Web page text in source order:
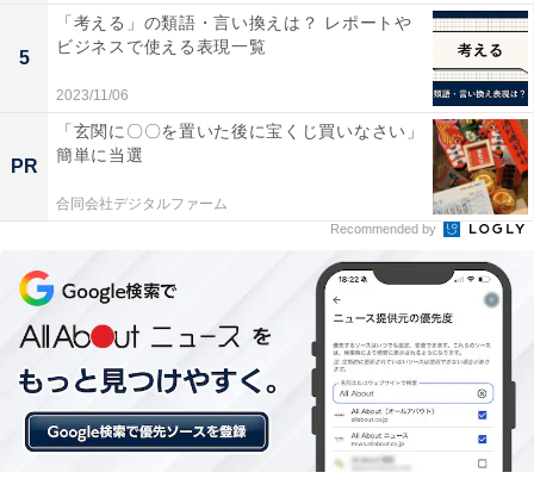
まずは10万円になる「種」を見つけることから始めまし
紙やノートを用意して、自分が「今まで一番お金と時間
を使ってきたこと」を書き出してみてください。仕事で
もプライベートでもなんでも構いません。
お金や時間を費やしたことは、必ずあなたにとって「好
き」なことです。英語、ダンス、読書、絵画、旅行、経
理、営業、事務……。自分でも気がつかないうちに、知
識や経験、ノウハウがたまっているはずです。
コツは、「これは自分業になる？ お金になる？」という
5
「考える」の類語・言い換えは？ レポートや
ビジネスで使える表現一覧
2023/11/06
PR
「玄関に〇〇を置いた後に宝くじ買いなさい」
簡単に当選
合同会社デジタルファーム
Recommended by